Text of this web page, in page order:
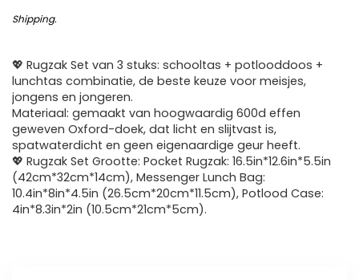
Shipping.
💖 Rugzak Set van 3 stuks: schooltas + potlooddoos +
lunchtas combinatie, de beste keuze voor meisjes,
jongens en jongeren.
Materiaal: gemaakt van hoogwaardig 600d effen
geweven Oxford-doek, dat licht en slijtvast is,
spatwaterdicht en geen eigenaardige geur heeft.
💖 Rugzak Set Grootte: Pocket Rugzak: 16.5in*12.6in*5.5in
(42cm*32cm*14cm), Messenger Lunch Bag:
10.4in*8in*4.5in (26.5cm*20cm*11.5cm), Potlood Case:
4in*8.3in*2in (10.5cm*21cm*5cm).